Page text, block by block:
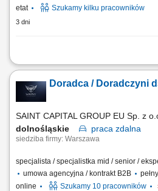
etat
Szukamy kilku pracowników
3 dni
Teren pracy: 2-3 powiaty Zakres
najlepszych rozwiązań; Codzienne
Realizacja planów sprzedażowych;
Doradca / Doradczyni
SAINT CAPITAL GROUP EU Sp. z
dolnośląskie
praca zdalna
siedziba firmy: Warszawa
specjalista / specjalistka mid / senior /
umowa agencyjna / kontrakt B2B
online
Szukamy 10 pracowników